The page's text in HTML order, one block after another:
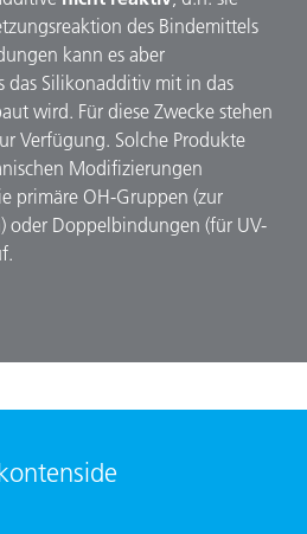
des Bindemittels
kann es aber
das Silikonadditiv mit in das
wird. Für diese Zwecke stehen
Verfügung. Solche Produkte
Modifizierungen
primäre OH-Gruppen (zur
oder Doppelbindungen (für UV-